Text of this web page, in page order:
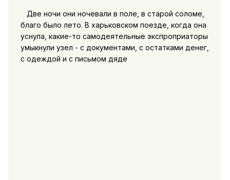
Две ночи они ночевали в поле, в старой соломе,
благо было лето. В харьковском поезде, когда она
уснула, какие-то самодеятельные экспроприаторы
умыкнули узел - с документами, с остатками денег,
с одеждой и с письмом дяде